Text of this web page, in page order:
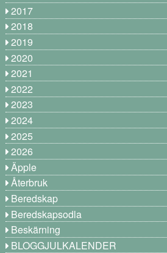
2017
2018
2019
2020
2021
2022
2023
2024
2025
2026
Äpple
Återbruk
Beredskap
Beredskapsodla
Beskärning
BLOGGJULKALENDER